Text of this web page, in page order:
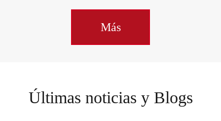
Más
Últimas noticias y Blogs